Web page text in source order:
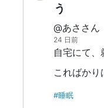
う
@あささん
24 日前
こればかり
#睡眠